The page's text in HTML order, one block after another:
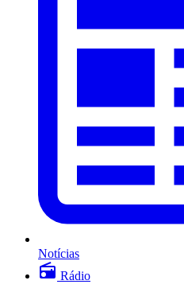
Notícias
Rádio